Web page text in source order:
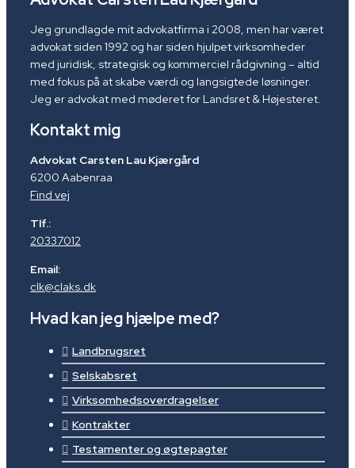
Jeg grundlagde mit advokatfirma i 2008, men har været
advokat siden 1992 og har siden hjulpet virksomheder
med juridisk, strategisk og kommerciel rådgivning – altid
med fokus på at skabe værdi og langsigtede løsninger.
Jeg er advokat med møderet for Landsret & Højesteret.
Kontakt mig
Advokat Carsten Lau Kjærgård
6200 Aabenraa
Find vej
Tlf.:
20337012
Email:
clk@claks.dk
Hvad kan jeg hjælpe med?
Landbrugsret
Selskabsret
Virksomhedsoverdragelser
Kontrakter
Testamenter og øgtepagter